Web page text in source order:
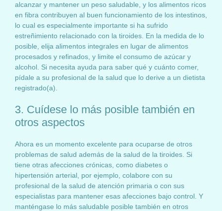
alcanzar y mantener un peso saludable, y los alimentos ricos
en fibra contribuyen al buen funcionamiento de los intestinos,
lo cual es especialmente importante si ha sufrido
estreñimiento relacionado con la tiroides. En la medida de lo
posible, elija alimentos integrales en lugar de alimentos
procesados y refinados, y limite el consumo de azúcar y
alcohol. Si necesita ayuda para saber qué y cuánto comer,
pídale a su profesional de la salud que lo derive a un dietista
registrado(a).
3. Cuídese lo más posible también en
otros aspectos
Ahora es un momento excelente para ocuparse de otros
problemas de salud además de la salud de la tiroides. Si
tiene otras afecciones crónicas, como diabetes o
hipertensión arterial, por ejemplo, colabore con su
profesional de la salud de atención primaria o con sus
especialistas para mantener esas afecciones bajo control. Y
manténgase lo más saludable posible también en otros